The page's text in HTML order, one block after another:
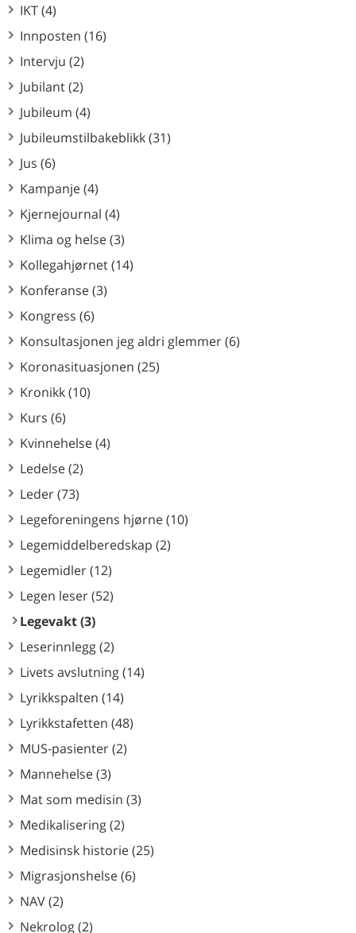
IKT (4)
Innposten (16)
Intervju (2)
Jubilant (2)
Jubileum (4)
Jubileumstilbakeblikk (31)
Jus (6)
Kampanje (4)
Kjernejournal (4)
Klima og helse (3)
Kollegahjørnet (14)
Konferanse (3)
Kongress (6)
Konsultasjonen jeg aldri glemmer (6)
Koronasituasjonen (25)
Kronikk (10)
Kurs (6)
Kvinnehelse (4)
Ledelse (2)
Leder (73)
Legeforeningens hjørne (10)
Legemiddelberedskap (2)
Legemidler (12)
Legen leser (52)
Legevakt (3)
Leserinnlegg (2)
Livets avslutning (14)
Lyrikkspalten (14)
Lyrikkstafetten (48)
MUS-pasienter (2)
Mannehelse (3)
Mat som medisin (3)
Medikalisering (2)
Medisinsk historie (25)
Migrasjonshelse (6)
NAV (2)
Nekrolog (2)